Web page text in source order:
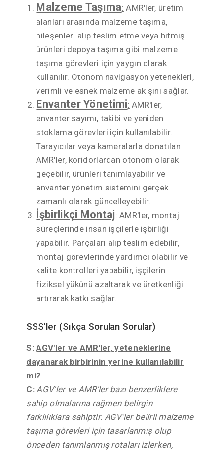
Malzeme Taşıma: AMR'ler, üretim
alanları arasında malzeme taşıma,
bileşenleri alıp teslim etme veya bitmiş
ürünleri depoya taşıma gibi malzeme
taşıma görevleri için yaygın olarak
kullanılır. Otonom navigasyon yetenekleri,
verimli ve esnek malzeme akışını sağlar.
Envanter Yönetimi: AMR'ler,
envanter sayımı, takibi ve yeniden
stoklama görevleri için kullanılabilir.
Tarayıcılar veya kameralarla donatılan
AMR'ler, koridorlardan otonom olarak
geçebilir, ürünleri tanımlayabilir ve
envanter yönetim sistemini gerçek
zamanlı olarak güncelleyebilir.
İşbirlikçi Montaj: AMR'ler, montaj
süreçlerinde insan işçilerle işbirliği
yapabilir. Parçaları alıp teslim edebilir,
montaj görevlerinde yardımcı olabilir ve
kalite kontrolleri yapabilir, işçilerin
fiziksel yükünü azaltarak ve üretkenliği
artırarak katkı sağlar.
SSS'ler (Sıkça Sorulan Sorular)
S: AGV'ler ve AMR'ler, yeteneklerine
dayanarak birbirinin yerine kullanılabilir
mi?
C: AGV'ler ve AMR'ler bazı benzerliklere
sahip olmalarına rağmen belirgin
farklılıklara sahiptir. AGV'ler belirli malzeme
taşıma görevleri için tasarlanmış olup
önceden tanımlanmış rotaları izlerken,